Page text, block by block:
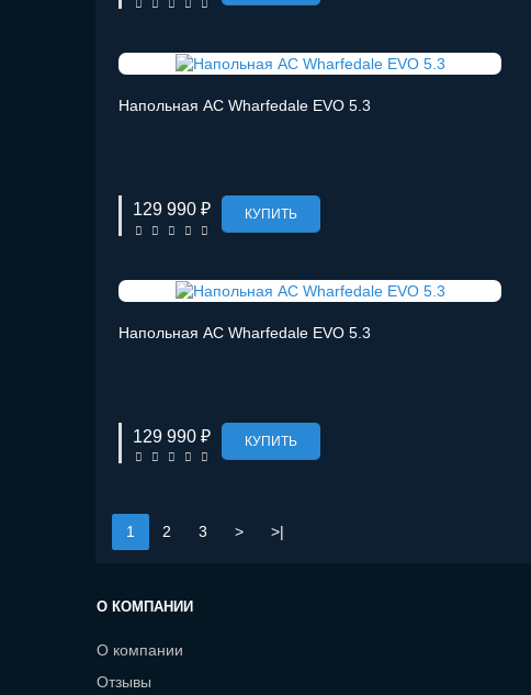
Напольная АС Wharfedale EVO 5.3
129 990 ₽ КУПИТЬ
Напольная АС Wharfedale EVO 5.3
129 990 ₽ КУПИТЬ
1 2 3 > >|
О КОМПАНИИ
О компании
Отзывы